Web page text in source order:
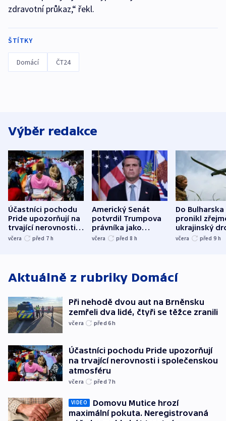
zdravotní průkaz,“ řekl.
ŠTÍTKY
Domácí ČT24
Výběr redakce
Účastníci pochodu
Pride upozorňují na
trvající nerovnosti i
společenskou
včera před 7 h
Americký Senát
potvrdil Trumpova
právníka jako
ministra
včera před 8 h
Do Bulharska
pronikl
ukrajinský
explodoval
včera před 9 h
Aktuálně z rubriky Domácí
Při nehodě dvou aut na Brněnsku
zemřeli dva lidé, čtyři se těžce zranili
včera před 6h
Účastníci pochodu Pride upozorňují
na trvající nerovnosti i společenskou
atmosféru
včera před 7h
VIDEO
Domovu Mutice hrozí
maximální pokuta. Neregistrovaná